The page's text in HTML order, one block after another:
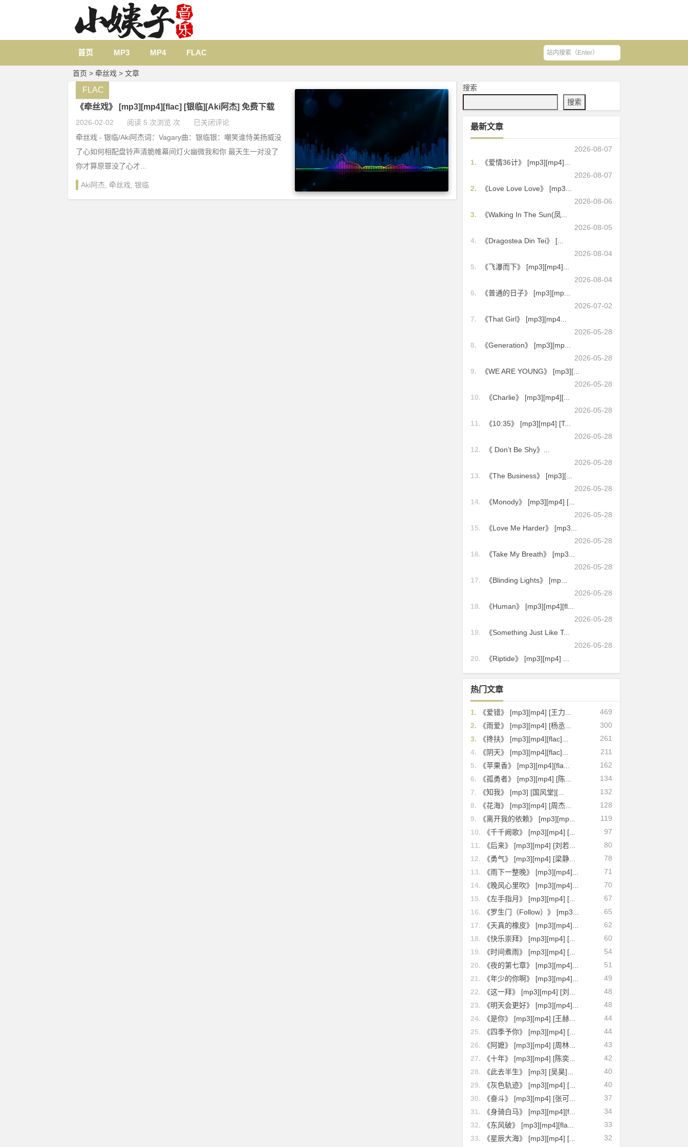
首页 MP3 MP4 FLAC
首页 > 牵丝戏 > 文章
《牵丝戏》 [mp3][mp4][flac] [银临][Aki阿杰] 免费下载
2026-02-02 阅读 5 次浏览 次 已关闭评论
FLAC
牵丝戏 - 银临/Aki阿杰词：Vagary曲：银临银：嘲笑谁恃美扬威没
了心如何相配盘铃声清脆帷幕间灯火幽微我和你 最天生一对没了
你才算原罪没了心才...
Aki阿杰 牵丝戏 银临
搜索
搜索
最新文章
2026-08-07
1.
《爱情36计》 [mp3][mp4]...
2026-08-07
2.
《Love Love Love》 [mp3...
2026-08-06
3.
《Walking In The Sun(凤...
2026-08-05
4.
《Dragostea Din Tei》 [...
2026-08-04
5.
《飞瀑而下》 [mp3][mp4]...
2026-08-04
6.
《普通的日子》 [mp3][mp...
2026-07-02
7.
《That Girl》 [mp3][mp4...
2026-05-28
8.
《Generation》 [mp3][mp...
2026-05-28
9.
《WE ARE YOUNG》 [mp3][...
2026-05-28
10.
《Charlie》 [mp3][mp4][...
2026-05-28
11.
《10:35》 [mp3][mp4] [T...
2026-05-28
12.
《 Don’t Be Shy》...
2026-05-28
13.
《The Business》 [mp3][...
2026-05-28
14.
《Monody》 [mp3][mp4] [...
2026-05-28
15.
《Love Me Harder》 [mp3...
2026-05-28
16.
《Take My Breath》 [mp3...
2026-05-28
17.
《Blinding Lights》 [mp...
2026-05-28
18.
《Human》 [mp3][mp4][fl...
2026-05-28
19.
《Something Just Like T...
2026-05-28
20.
《Riptide》 [mp3][mp4] ...
热门文章
469
1.
《爱错》 [mp3][mp4] [王力...
300
2.
《雨爱》 [mp3][mp4] [杨丞...
261
3.
《搀扶》 [mp3][mp4][flac]...
211
4.
《阴天》 [mp3][mp4][flac]...
162
5.
《苹果香》 [mp3][mp4][fla...
134
6.
《孤勇者》 [mp3][mp4] [陈...
132
7.
《知我》 [mp3] [国风堂][...
128
8.
《花海》 [mp3][mp4] [周杰...
119
9.
《离开我的依赖》 [mp3][mp...
97
10.
《千千阙歌》 [mp3][mp4] [...
80
11.
《后来》 [mp3][mp4] [刘若...
78
12.
《勇气》 [mp3][mp4] [梁静...
71
13.
《雨下一整晚》 [mp3][mp4]...
70
14.
《晚风心里吹》 [mp3][mp4]...
67
15.
《左手指月》 [mp3][mp4] [...
65
16.
《罗生门（Follow）》 [mp3...
62
17.
《天真的橡皮》 [mp3][mp4]...
60
18.
《快乐崇拜》 [mp3][mp4] [...
54
19.
《时间煮雨》 [mp3][mp4] [...
51
20.
《夜的第七章》 [mp3][mp4]...
49
21.
《年少的你啊》 [mp3][mp4]...
48
22.
《这一拜》 [mp3][mp4] [刘...
48
23.
《明天会更好》 [mp3][mp4]...
44
24.
《是你》 [mp3][mp4] [王赫...
44
25.
《四季予你》 [mp3][mp4] [...
43
26.
《阿嬷》 [mp3][mp4] [周林...
42
27.
《十年》 [mp3][mp4] [陈奕...
40
28.
《此去半生》 [mp3] [吴昊]...
40
29.
《灰色轨迹》 [mp3][mp4] [...
37
30.
《奋斗》 [mp3][mp4] [张可...
34
31.
《身骑白马》 [mp3][mp4][f...
33
32.
《东风破》 [mp3][mp4][fla...
32
33. 《星辰大海》 [mp3][mp4] [...